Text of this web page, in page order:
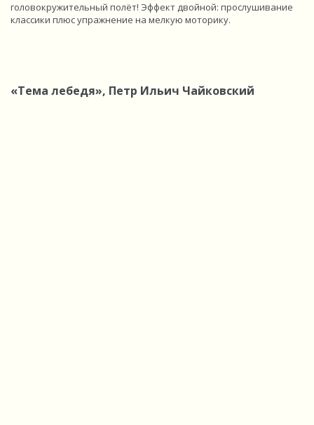
головокружительный полёт! Эффект двойной: прослушивание
классики плюс упражнение на мелкую моторику.
«Тема лебедя», Петр Ильич Чайковский